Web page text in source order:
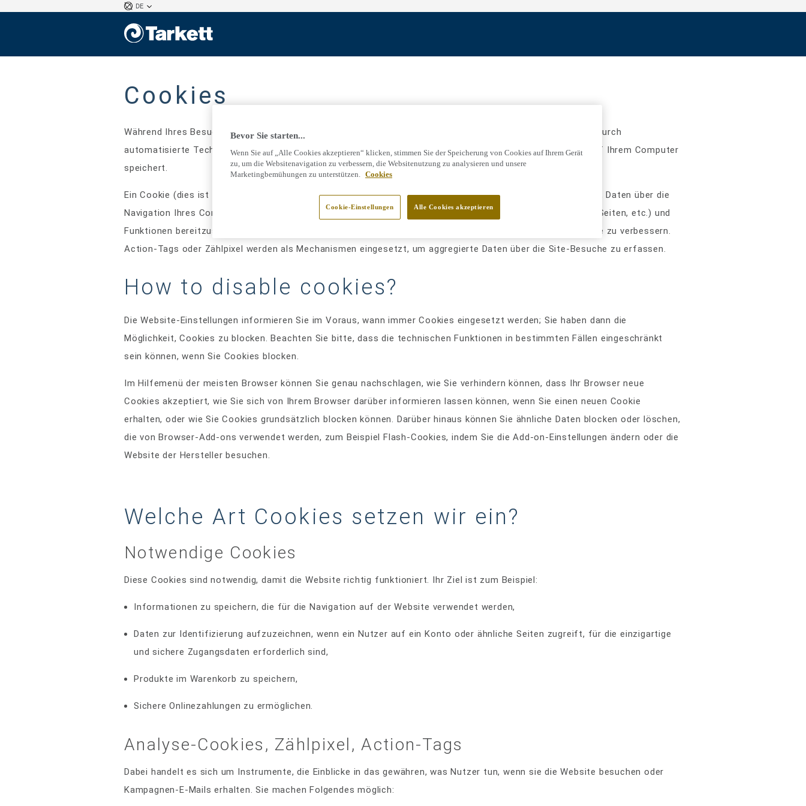
DE
Cookies
Während Ihres Besuchs aufhttps://www.tarkett.de
(die „Website“) erfassen wir eventuell Informationen durch
automatisierte Technologie, zum Beispiel durch Action-Tags, Cookies oder Zählpixel die Ihr Webbrowser auf Ihrem Computer
speichert.
Ein Cookie (dies ist eine kleine entfernbare Datendatei) erlaubt es unseren Systemen, Ihr Gerät zu erkennen, Daten über die
Navigation Ihres Computers auf der Website zu erfassen (Datum und Uhrzeit der Verbindung, aufgerufene Seiten, etc.) und
Funktionen bereitzustellen. Er ermöglicht es uns auch, statistische Analysen durchzuführen, um die Website zu verbessern.
Action-Tags oder Zählpixel werden als Mechanismen eingesetzt, um aggregierte Daten über die Site-Besuche zu erfassen.
How to disable cookies?
Die Website-Einstellungen informieren Sie im Voraus, wann immer Cookies eingesetzt werden; Sie haben dann die
Möglichkeit, Cookies zu blocken. Beachten Sie bitte, dass die technischen Funktionen in bestimmten Fällen eingeschränkt
sein können, wenn Sie Cookies blocken.
Im Hilfemenü der meisten Browser können Sie genau nachschlagen, wie Sie verhindern können, dass Ihr Browser neue
Cookies akzeptiert, wie Sie sich von Ihrem Browser darüber informieren lassen können, wenn Sie einen neuen Cookie
erhalten, oder wie Sie Cookies grundsätzlich blocken können. Darüber hinaus können Sie ähnliche Daten blocken oder löschen,
die von Browser-Add-ons verwendet werden, zum Beispiel Flash-Cookies, indem Sie die Add-on-Einstellungen ändern oder die
Website der Hersteller besuchen.
Welche Art Cookies setzen wir ein?
Notwendige Cookies
Diese Cookies sind notwendig, damit die Website richtig funktioniert. Ihr Ziel ist zum Beispiel:
Informationen zu speichern, die für die Navigation auf der Website verwendet werden,
Daten zur Identifizierung aufzuzeichnen, wenn ein Nutzer auf ein Konto oder ähnliche Seiten zugreift, für die einzigartige
und sichere Zugangsdaten erforderlich sind,
Produkte im Warenkorb zu speichern,
Sichere Onlinezahlungen zu ermöglichen.
Analyse-Cookies, Zählpixel, Action-Tags
Dabei handelt es sich um Instrumente, die Einblicke in das gewähren, was Nutzer tun, wenn sie die Website besuchen oder
Kampagnen-E-Mails erhalten. Sie machen Folgendes möglich:
Bevor Sie starten...
Wenn Sie auf „Alle Cookies akzeptieren“ klicken, stimmen Sie der Speicherung von Cookies auf Ihrem Gerät
zu, um die Websitenavigation zu verbessern, die Websitenutzung zu analysieren und unsere
Marketingbemühungen zu unterstützen.
Cookies
Alle Cookies akzeptieren
Cookie-Einstellungen